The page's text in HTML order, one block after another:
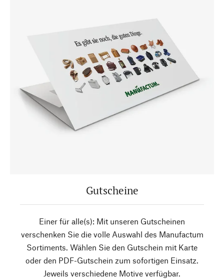
Gutscheine
Einer für alle(s): Mit unseren Gutscheinen
verschenken Sie die volle Auswahl des Manufactum
Sortiments. Wählen Sie den Gutschein mit Karte
oder den PDF-Gutschein zum sofortigen Einsatz.
Jeweils verschiedene Motive verfügbar.